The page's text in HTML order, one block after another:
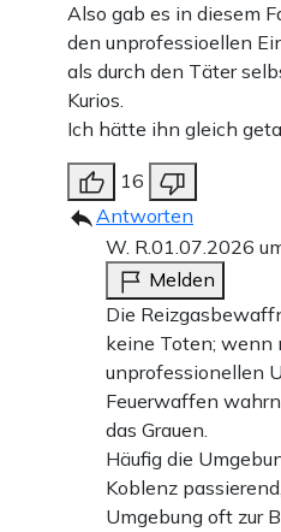
Also gab es in diesem
den unprofessioellen
als durch den Täter
Kurios.
Ich hätte ihn gleich
16
Antworten
W. R.01.07.2026
Melden
Die
keine Toten; wenn
unprofessionellen
Feuerwaffen
das Grauen.
Häufig die
Koblenz
Umgebung oft zur